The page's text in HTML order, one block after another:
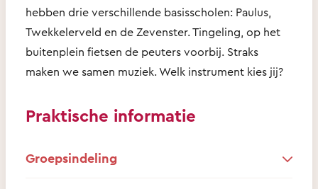
hebben drie verschillende basisscholen: Paulus,
Twekkelerveld en de Zevenster. Tingeling, op het
buitenplein fietsen de peuters voorbij. Straks
maken we samen muziek. Welk instrument kies jij?
Praktische informatie
Groepsindeling